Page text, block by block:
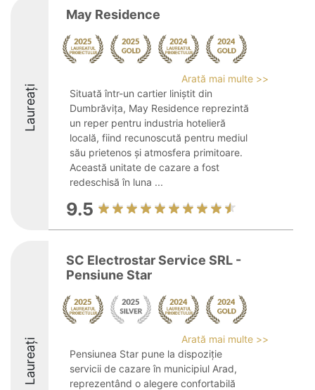
Laureați
May Residence
Arată mai multe >>
Situată într-un cartier liniștit din
Dumbrăvița, May Residence reprezintă
un reper pentru industria hotelieră
locală, fiind recunoscută pentru mediul
său prietenos și atmosfera primitoare.
Această unitate de cazare a fost
redeschisă în luna ...
9.5
Laureați
SC Electrostar Service SRL -
Pensiune Star
Arată mai multe >>
Pensiunea Star pune la dispoziție
servicii de cazare în municipiul Arad,
reprezentând o alegere confortabilă